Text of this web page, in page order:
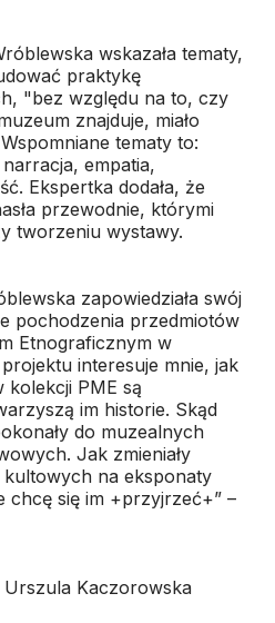
wskazała tematy,
praktykę
"bez względu na to, czy
znajduje, miało
tematy to:
empatia,
Ekspertka dodała, że
przewodnie, którymi
tworzeniu wystawy.
zapowiedziała swój
pochodzenia przedmiotów
Etnograficznym w
interesuje mnie, jak
kolekcji PME są
im historie. Skąd
do muzealnych
Jak zmieniały
na eksponaty
chcę się im +przyjrzeć+” –
Kaczorowska